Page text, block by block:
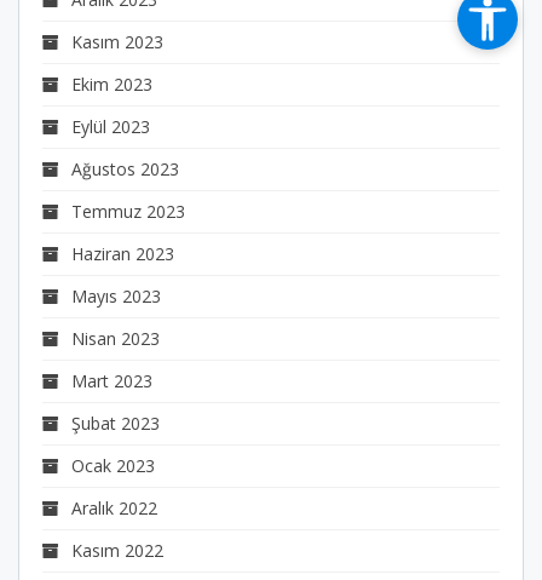
Kasım 2023
Ekim 2023
Eylül 2023
Ağustos 2023
Temmuz 2023
Haziran 2023
Mayıs 2023
Nisan 2023
Mart 2023
Şubat 2023
Ocak 2023
Aralık 2022
Kasım 2022